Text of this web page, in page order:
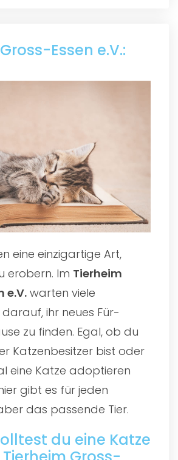
Essen e.V.:
eine einzigartige Art,
erobern. Im Tierheim
e.V.warten viele
ihr neues Für-
zu finden. Egal, ob du
Katzenbesitzer bist oder
eine Katze adoptieren
gibt es für jeden
das passende Tier.
du eine Katze